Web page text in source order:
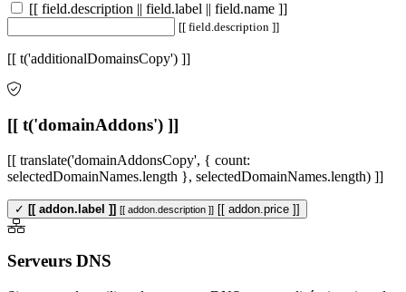
[[ field.description || field.label || field.name ]]
[[ field.description ]]
[[ t('additionalDomainsCopy') ]]
[[ t('domainAddons') ]]
[[ translate('domainAddonsCopy', { count:
selectedDomainNames.length }, selectedDomainNames.length) ]]
✓ [[ addon.label ]] [[ addon.description ]] [[ addon.price ]]
Serveurs DNS